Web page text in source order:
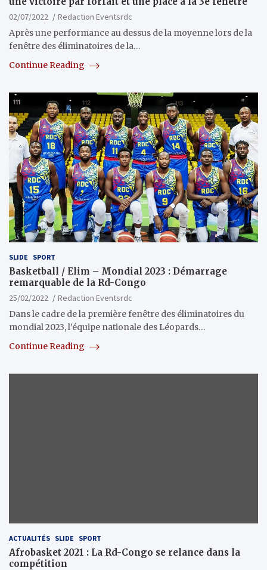
02/07/2022
Redaction Eventsrdc
Après une performance au dessus de la moyenne lors de la
fenêtre des éliminatoires de la…
Continue Reading
SLIDE SPORT
Basketball / Elim – Mondial 2023 : Démarrage
remarquable de la Rd-Congo
25/02/2022
Redaction Eventsrdc
Dans le cadre de la première fenêtre des éliminatoires du
mondial 2023, l’équipe nationale des Léopards…
Continue Reading
ACTUALITÉS SLIDE SPORT
Afrobasket 2021 : La Rd-Congo se relance dans la
compétition